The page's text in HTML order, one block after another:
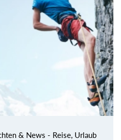
& News - Reise, Urlaub